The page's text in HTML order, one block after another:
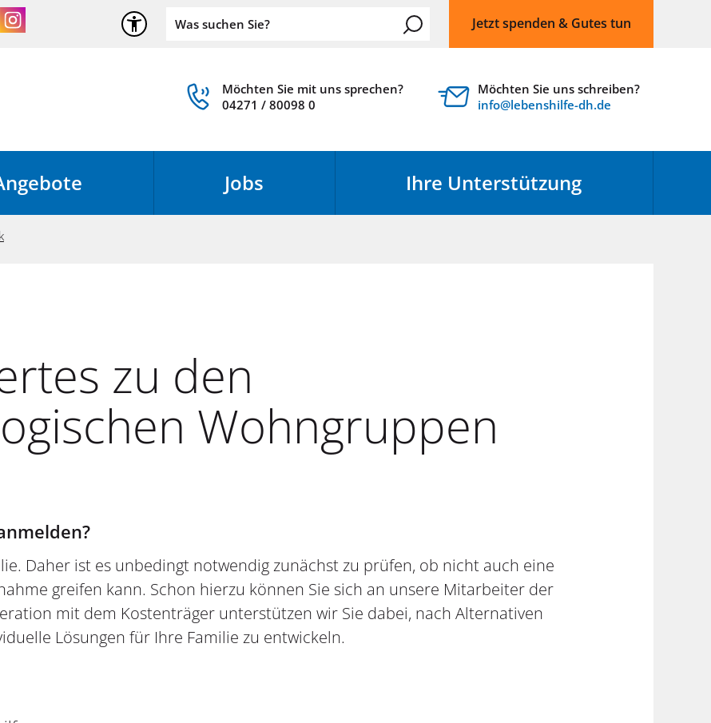
Jetzt spenden & Gutes tun
Möchten Sie mit uns sprechen?
04271 / 80098 0
Möchten Sie uns schreiben?
nf
l b nsh lf -dh d
Jobs Ihre Unterstützung
zu den
Wohngruppen
Daher ist es unbedingt notwendig zunächst zu prüfen, ob nicht auch eine
greifen kann. Schon hierzu können Sie sich an unsere Mitarbeiter der
mit dem Kostenträger unterstützen wir Sie dabei, nach Alternativen
Lösungen für Ihre Familie zu entwickeln.